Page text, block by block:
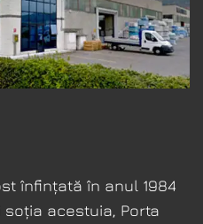
înfințată în anul 1984
acestuia, Porta
în:
43 57
CONSULTANT
ACUM